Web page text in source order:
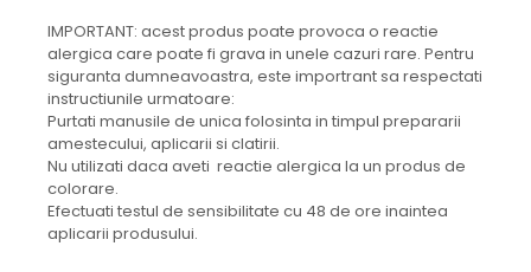
IMPORTANT: acest produs poate provoca o reactie
alergica care poate fi grava in unele cazuri rare. Pentru
siguranta dumneavoastra, este importrant sa respectati
instructiunile urmatoare:
Purtati manusile de unica folosinta in timpul prepararii
amestecului, aplicarii si clatirii.
Nu utilizati daca aveti reactie alergica la un produs de
colorare.
Efectuati testul de sensibilitate cu 48 de ore inaintea
aplicarii produsului.